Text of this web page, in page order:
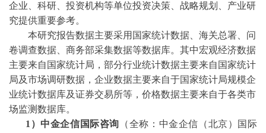
企业、科研、投资机构等单位投资决策、战略规划、产业研
究提供重要参考。
本研究报告数据主要采用国家统计数据、海关总署、问
卷调查数据、商务部采集数据等数据库。其中宏观经济数据
主要来自国家统计局，部分行业统计数据主要来自国家统计
局及市场调研数据，企业数据主要来自于国家统计局规模企
业统计数据库及证券交易所等，价格数据主要来自于各类市
场监测数据库。
1）中金企信国际咨询 （全称：中金企信（北京）国际